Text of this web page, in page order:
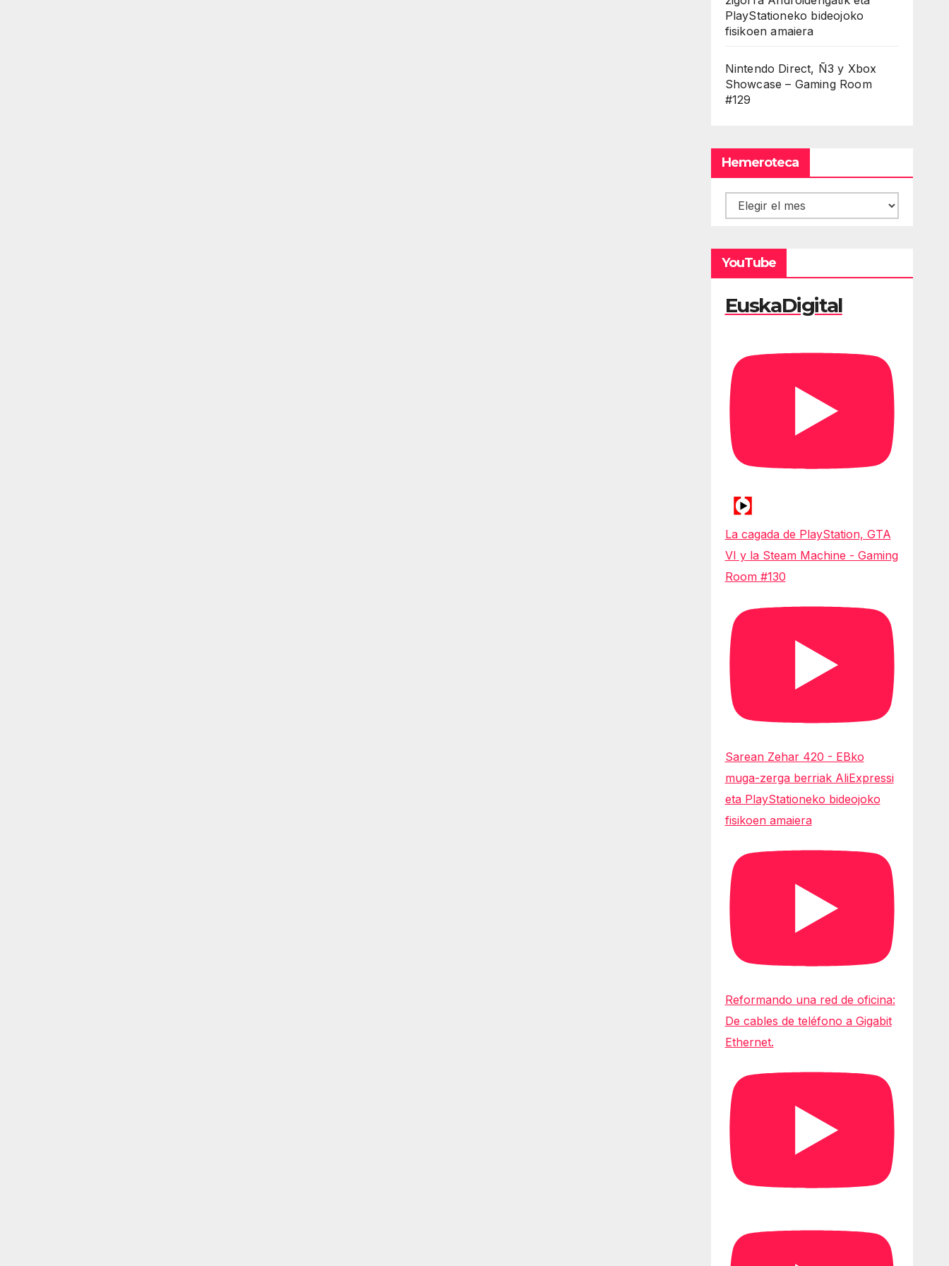
PlayStationeko bideojoko
fisikoen amaiera
Nintendo Direct, Ñ3 y Xbox
Showcase – Gaming Room
#129
Hemeroteca
Hemeroteca
YouTube
EuskaDigital
La cagada de PlayStation, GTA
VI y la Steam Machine - Gaming
Room #130
Sarean Zehar 420 - EBko
muga-zerga berriak AliExpressi
eta PlayStationeko bideojoko
fisikoen amaiera
Reformando una red de oficina:
De cables de teléfono a Gigabit
Ethernet.